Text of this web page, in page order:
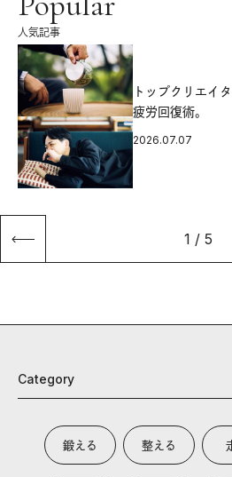
人気記事
トップクリエイ
疲労回復術。
2026.07.07
1 / 5
Category
鍛える 整える